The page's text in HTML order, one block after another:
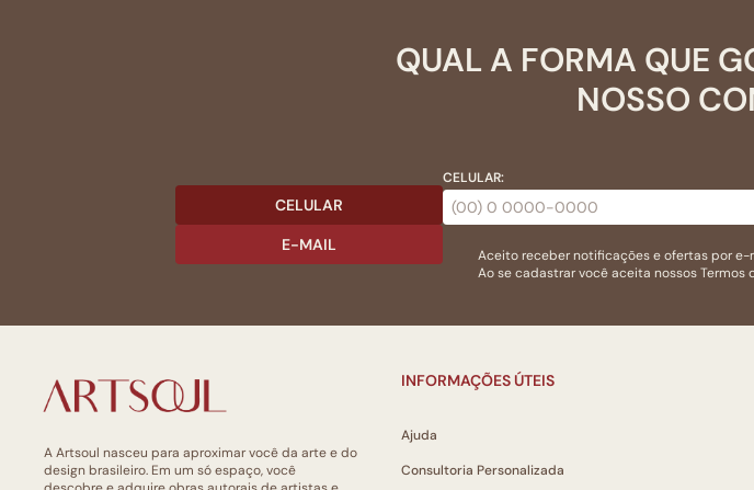
QUAL A FORMA QUE
NOSSO
CELULAR
E-MAIL
CELULAR:
Aceito receber notificações e ofertas por e-
Ao se cadastrar você aceita nossosTermos
A Artsoul nasceu para aproximar você da arte e do
design brasileiro. Em um só espaço, você
INFORMAÇÕES ÚTEIS
Ajuda
Consultoria Personalizada